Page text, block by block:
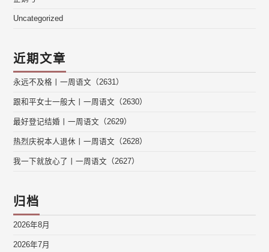
Uncategorized
近期文章
永远不及格丨一周语文（2631）
跟和平女士一般大丨一周语文（2630）
最好登记结婚丨一周语文（2629）
热烈庆祝本人退休丨一周语文（2628）
我一下就放心了丨一周语文（2627）
归档
2026年8月
2026年7月